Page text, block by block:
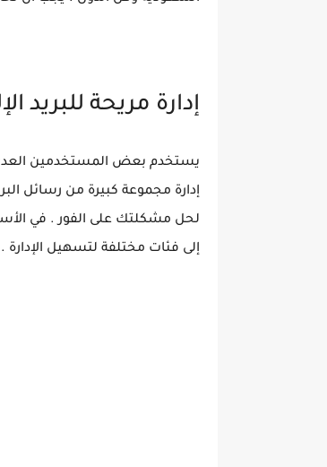
إدارة مريحة للبريد
يستخدم بعض المستخدمين
إدارة مجموعة كبيرة من رسائل
لحل مشكلتك على الفور . في
إلى فئات مختلفة لتسهيل الإدارة .